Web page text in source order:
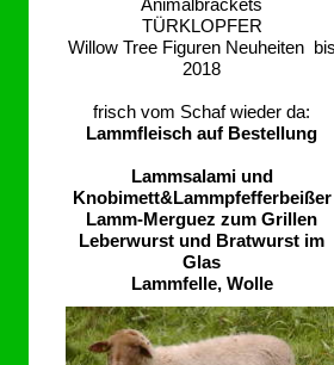
Animalbrackets
TÜRKLOPFER
Willow Tree Figuren Neuheiten bis
2018
frisch vom Schaf wieder da:
Lammfleisch auf Bestellung
Lammsalami und
Knobimett&Lammpfefferbeißer
Lamm-Merguez zum Grillen
Leberwurst und Bratwurst im
Glas
Lammfelle, Wolle